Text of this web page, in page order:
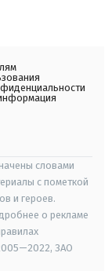
словами
с пометкой
и героев.
о рекламе
ЗАО